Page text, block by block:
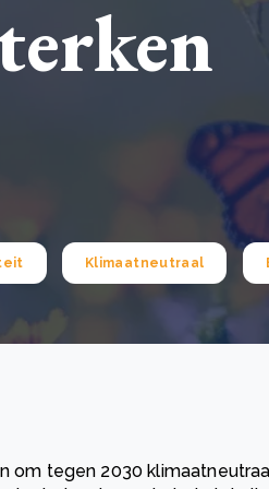
stap voor
in Sri Lanka
Lees
als leverancier: wat verandert er
Klimaatneutraal
om tegen 2030